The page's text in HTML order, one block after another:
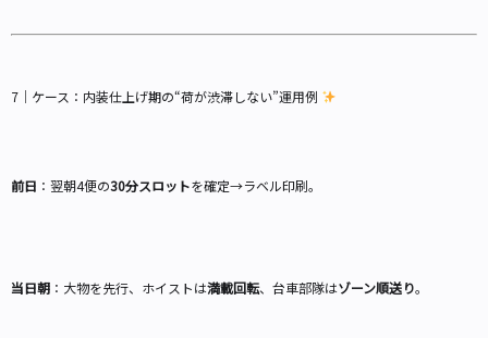
7｜ケース：内装仕上げ期の“荷が渋滞しない”運用例
前日 ：翌朝4便の30分スロットを確定→ラベル印刷。
当日朝 ：大物を先行、ホイストは満載回転、台車部隊はゾーン順送り。